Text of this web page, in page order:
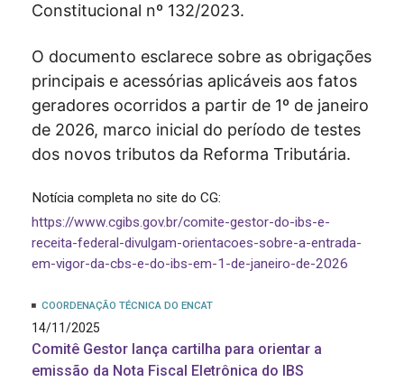
Constitucional nº 132/2023.
O documento esclarece sobre as obrigações
principais e acessórias aplicáveis aos fatos
geradores ocorridos a partir de 1º de janeiro
de 2026, marco inicial do período de testes
dos novos tributos da Reforma Tributária.
Notícia completa no site do CG:
https://www.cgibs.gov.br/comite-gestor-do-ibs-e-
receita-federal-divulgam-orientacoes-sobre-a-entrada-
em-vigor-da-cbs-e-do-ibs-em-1-de-janeiro-de-2026
COORDENAÇÃO TÉCNICA DO ENCAT
14/11/2025
Comitê Gestor lança cartilha para orientar a
emissão da Nota Fiscal Eletrônica do IBS